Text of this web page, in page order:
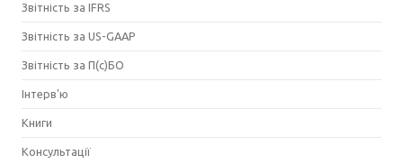
Звітність за IFRS
Звітність за US-GAAP
Звітність за П(с)БО
Інтерв'ю
Книги
Консультації